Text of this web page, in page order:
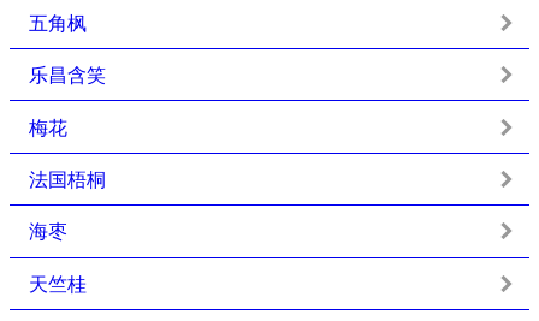
五角枫
乐昌含笑
梅花
法国梧桐
海枣
天竺桂